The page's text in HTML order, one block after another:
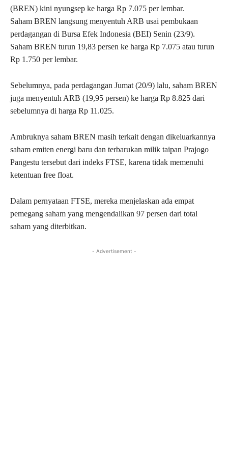
(BREN) kini nyungsep ke harga Rp 7.075 per lembar.
Saham BREN langsung menyentuh ARB usai pembukaan
perdagangan di Bursa Efek Indonesia (BEI) Senin (23/9).
Saham BREN turun 19,83 persen ke harga Rp 7.075 atau turun
Rp 1.750 per lembar.
Sebelumnya, pada perdagangan Jumat (20/9) lalu, saham BREN
juga menyentuh ARB (19,95 persen) ke harga Rp 8.825 dari
sebelumnya di harga Rp 11.025.
Ambruknya saham BREN masih terkait dengan dikeluarkannya
saham emiten energi baru dan terbarukan milik taipan Prajogo
Pangestu tersebut dari indeks FTSE, karena tidak memenuhi
ketentuan free float.
Dalam pernyataan FTSE, mereka menjelaskan ada empat
pemegang saham yang mengendalikan 97 persen dari total
saham yang diterbitkan.
- Advertisement -